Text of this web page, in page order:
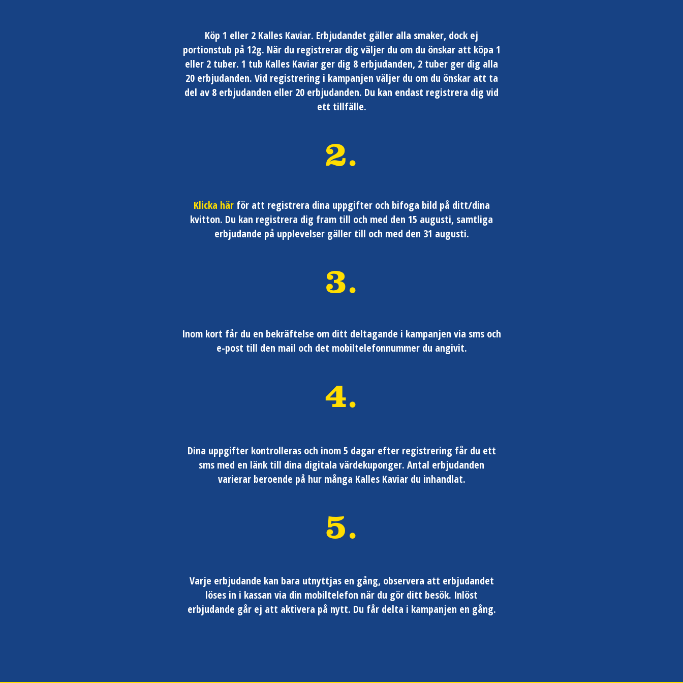
Köp 1 eller 2 Kalles Kaviar. Erbjudandet gäller alla smaker, dock ej
portionstub på 12g. När du registrerar dig väljer du om du önskar att köpa 1
eller 2 tuber. 1 tub Kalles Kaviar ger dig 8 erbjudanden, 2 tuber ger dig alla
20 erbjudanden. Vid registrering i kampanjen väljer du om du önskar att ta
del av 8 erbjudanden eller 20 erbjudanden. Du kan endast registrera dig vid
ett tillfälle.
2.
Klicka härför att registrera dina uppgifter och bifoga bild på ditt/dina
kvitton. Du kan registrera dig fram till och med den 15 augusti, samtliga
erbjudande på upplevelser gäller till och med den 31 augusti.
3.
Inom kort får du en bekräftelse om ditt deltagande i kampanjen via sms och
e-post till den mail och det mobiltelefonnummer du angivit.
4.
Dina uppgifter kontrolleras och inom 5 dagar efter registrering får du ett
sms med en länk till dina digitala värdekuponger. Antal erbjudanden
varierar beroende på hur många Kalles Kaviar du inhandlat.
5.
Varje erbjudande kan bara utnyttjas en gång, observera att erbjudandet
löses in i kassan via din mobiltelefon när du gör ditt besök. Inlöst
erbjudande går ej att aktivera på nytt. Du får delta i kampanjen en gång.